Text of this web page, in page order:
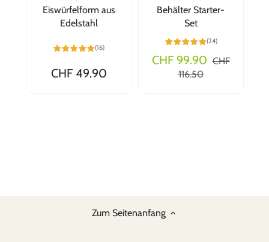
Eiswürfelform aus
Edelstahl
(16)
CHF 49.90
Behälter Starter-
Set
(24)
CHF 99.90 CHF
116.50
Zum Seitenanfang